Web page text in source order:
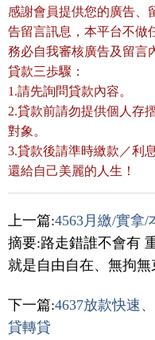
感謝會員提供您的廣告、
告留言訊息，本平台不做
務必自我審核廣告及留言
貸款三歩驟：
1.請先詢問貸款內容。
2.貸款前請勿提供個人存
對象。
3.貸款後請準時繳款／利
還給自己美麗的人生！
上一篇:4563月繳/實拿/
摘要:路走錯誰不會有
就是自由自在、無拘
下一篇:4637放款快速
貸轉貸